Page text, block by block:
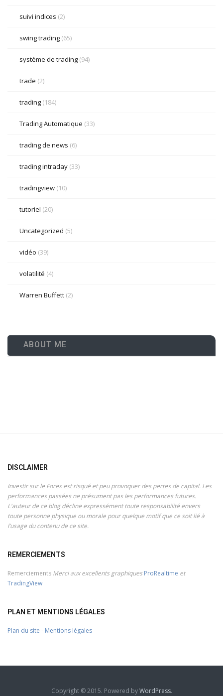
suivi indices (2)
swing trading (65)
système de trading (94)
trade (2)
trading (184)
Trading Automatique (33)
trading de news (6)
trading intraday (33)
tradingview (10)
tutoriel (20)
Uncategorized (5)
vidéo (39)
volatilité (4)
Warren Buffett (2)
ABOUT ME
DISCLAIMER
Investir sur le Forex est risqué et peu provoquer des pertes de capital. Les
performances passées ne présument pas les performances futures.
L'auteur de ce blog décline expressément toute responsabilité envers
toute personne physique ou morale pour quelque motif que ce soit lié à
l’usage du contenu de ce site.
REMERCIEMENTS
Remerciements Merci aux excellents graphiques ProRealtime et
TradingView
PLAN ET MENTIONS LÉGALES
Plan du site - Mentions légales
Copyright © 2015. Powered byWordPress.